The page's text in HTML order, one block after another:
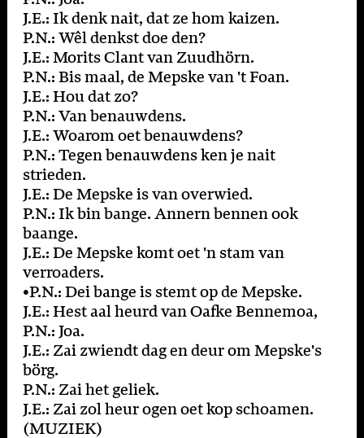
J.E.: Ik denk nait, dat ze hom kaizen.
P.N.: Wêl denkst doe den?
J.E.: Morits Clant van Zuudhörn.
P.N.: Bis maal, de Mepske van 't Foan.
J.E.: Hou dat zo?
P.N.: Van benauwdens.
J.E.: Woarom oet benauwdens?
P.N.: Tegen benauwdens ken je nait
strieden.
J.E.: De Mepske is van overwied.
P.N.: Ik bin bange. Annern bennen ook
baange.
J.E.: De Mepske komt oet 'n stam van
verroaders.
•P.N.: Dei bange is stemt op de Mepske.
J.E.: Hest aal heurd van Oafke Bennemoa,
P.N.: Joa.
J.E.: Zai zwiendt dag en deur om Mepske's
börg.
P.N.: Zai het geliek.
J.E.: Zai zol heur ogen oet kop schoamen.
(MUZIEK)